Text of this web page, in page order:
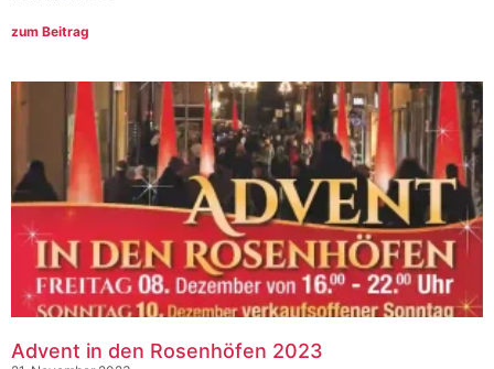
zum Beitrag
Advent in den Rosenhöfen 2023